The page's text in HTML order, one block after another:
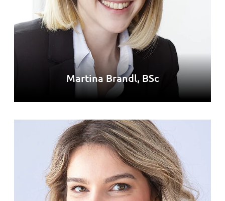
Martina Brandl, BSc